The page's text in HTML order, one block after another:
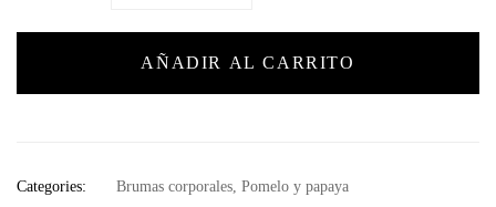
AÑADIR AL CARRITO
Categories: Brumas corporales Pomelo y papaya